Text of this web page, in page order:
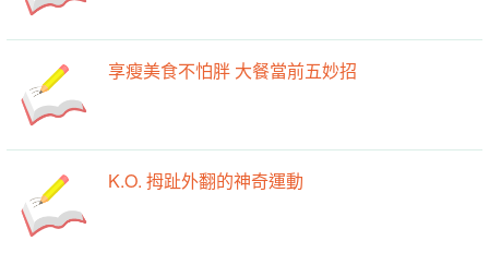
享瘦美食不怕胖 大餐當前五妙招
K.O. 拇趾外翻的神奇運動